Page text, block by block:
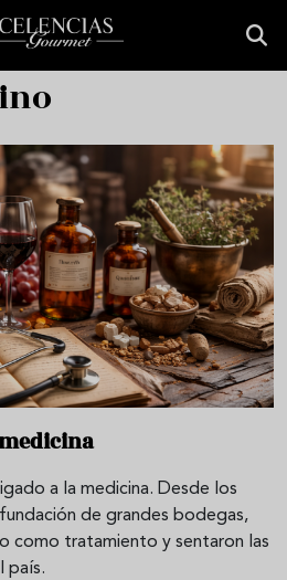
a la medicina. Desde los
de grandes bodegas,
como tratamiento y sentaron las
país.